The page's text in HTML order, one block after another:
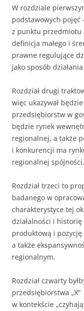
W rozdziale
podstawowych pojęć
z punktu przedmiotu
definicja małego i
prawne regulujące
jako sposób
Rozdział drugi
więc ukazywał
przedsiębiorstw w
będzie rynek
regionalnej, a także
i konkurencji ma
regionalnej spójności.
Rozdział trzeci to
badanego w
charakterystyce tej
działalności i
produktową i
a także
regionalnym.
Rozdział czwarty
przedsiębiorstwa „X”
w kontekście